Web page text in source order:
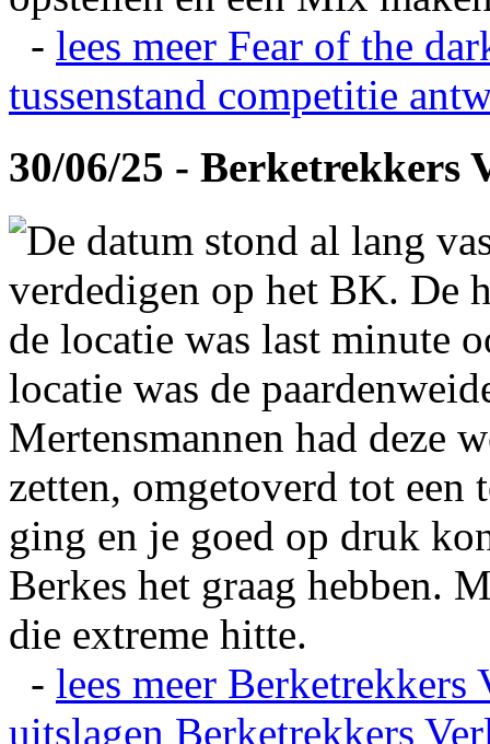
- lees meer Fear of the
tussenstand competitie
30/06/25 - Berketrekkers
De datum stond al lang
verdedigen op het BK. De
de locatie was last minute
locatie was de
Mertensmannen had deze
zetten, omgetoverd tot
ging en je goed op druk
Berkes het graag hebben.
die extreme hitte.
- lees meer Berketrekkers
uitslagen Berketrekkers